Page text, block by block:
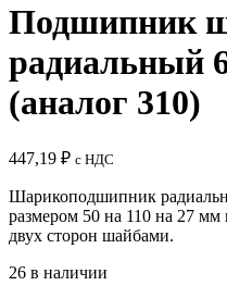
Подшипник
радиальный
(аналог 310)
447,19 ₽ с НДС
Шарикоподшипник
размером 50 на 110 на 27 мм
двух сторон шайбами.
26 в наличии